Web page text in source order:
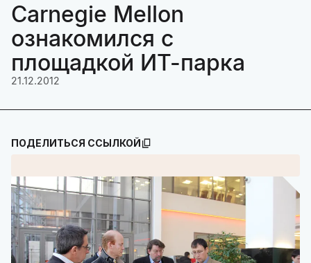
Carnegie Mellon
ознакомился с
площадкой ИТ-парка
21.12.2012
ПОДЕЛИТЬСЯ ССЫЛКОЙ